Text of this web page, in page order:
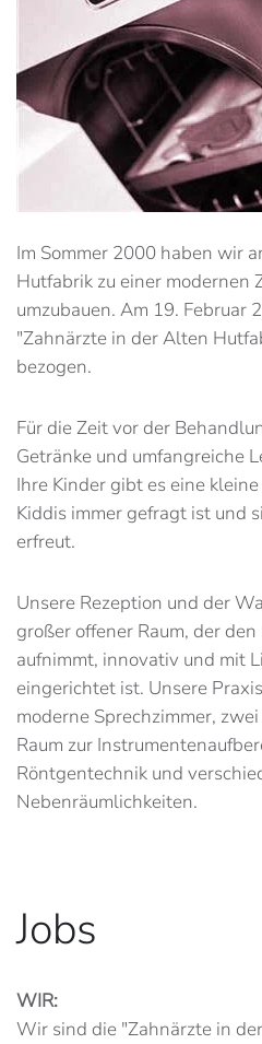
Im Sommer 2000 haben wir
Hutfabrik zu einer modernen
umzubauen. Am 19. Februar
"Zahnärzte in der Alten
bezogen.
Für die Zeit vor der
Getränke und umfangreiche
Ihre Kinder gibt es eine
Kiddis immer gefragt ist und
erfreut.
Unsere Rezeption und der
großer offener Raum, der
aufnimmt, innovativ und mit
eingerichtet ist. Unsere
moderne Sprechzimmer,
Raum zur
Röntgentechnik und
Nebenräumlichkeiten.
Jobs
WIR:
Wir sind die "Zahnärzte in